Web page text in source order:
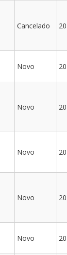
Cancelado
Novo
Novo
Novo
Novo
Novo